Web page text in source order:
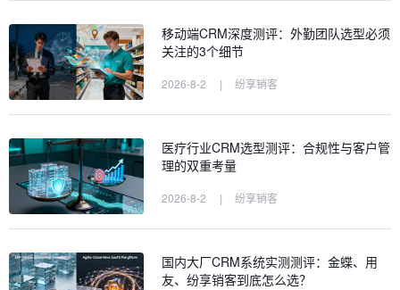
移动端CRM深度测评：外勤团队选型必须
关注的3个细节
2026-8-2 | 纷享销客
医疗行业CRM选型测评：合规性与客户管
理的双重考量
2026-8-2 | 纷享销客
国内大厂CRM系统实测测评：金蝶、用
友、纷享销客到底怎么选？